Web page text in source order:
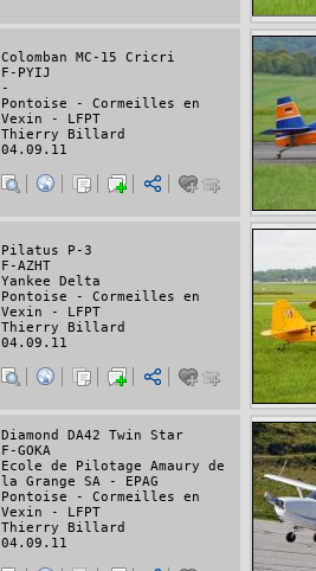
Colomban MC-15 Cricri
F-PYIJ
-
Pontoise - Cormeilles en
Vexin - LFPT
Thierry Billard
04.09.11
Pilatus P-3
F-AZHT
Yankee Delta
Pontoise - Cormeilles en
Vexin - LFPT
Thierry Billard
04.09.11
Diamond DA42 Twin Star
F-GOKA
Ecole de Pilotage Amaury de
la Grange SA - EPAG
Pontoise - Cormeilles en
Vexin - LFPT
Thierry Billard
04.09.11